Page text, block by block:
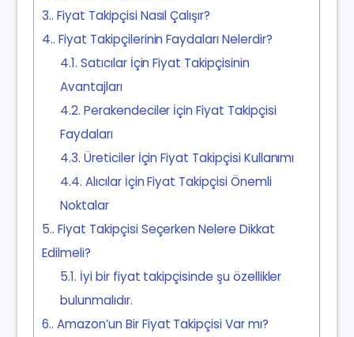
3. Fiyat Takipçisi Nasıl Çalışır?
4. Fiyat Takipçilerinin Faydaları Nelerdir?
4.1. Satıcılar İçin Fiyat Takipçisinin
Avantajları
4.2. Perakendeciler İçin Fiyat Takipçisi
Faydaları
4.3. Üreticiler İçin Fiyat Takipçisi Kullanımı
4.4. Alıcılar İçin Fiyat Takipçisi Önemli
Noktalar
5. Fiyat Takipçisi Seçerken Nelere Dikkat
Edilmeli?
5.1. İyi bir fiyat takipçisinde şu özellikler
bulunmalıdır.
6. ‍Amazon’un Bir Fiyat Takipçisi Var mı?